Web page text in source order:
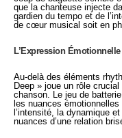
que la chanteuse injecte
gardien du tempo et de
de cœur musical soit en
L’Expression
Au-delà des éléments
Deep » joue un rôle
chanson. Le jeu de
les nuances
l’intensité, la dynamique
nuances d’une relation